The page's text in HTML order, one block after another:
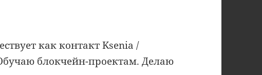
как контакт Ksenia /
блокчейн-проектам. Делаю